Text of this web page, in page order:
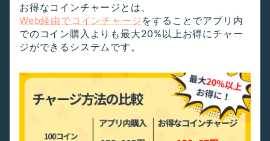
お得なコインチャージとは、
Web経由でコインチャージをすることでアプリ内
でのコイン購入よりも最大20%以上お得にチャー
ジができるシステムです。